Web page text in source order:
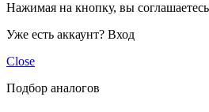
Нажимая на кнопку, вы
Уже есть аккаунт? Вход
Close
Подбор аналогов